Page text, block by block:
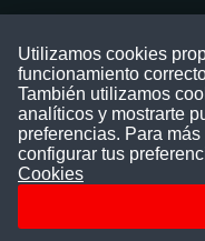
Puede comunicarse con
nuestras redes sociales
Siguenos en:
Utilizamos cookies
funcionamiento
También utilizamos
analíticos y mostrarte
preferencias. Para
configurar tus
Cookies